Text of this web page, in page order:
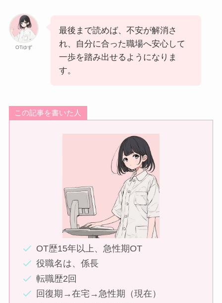
OTゆず
最後まで読めば、不安が解消さ
れ、自分に合った職場へ安心して
一歩を踏み出せるようになりま
す。
この記事を書いた人
OT歴15年以上、急性期OT
役職名は、係長
転職歴2回
回復期→在宅→急性期（現在）